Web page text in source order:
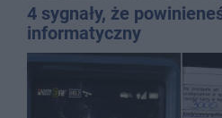
4 sygnały, że
informatyczny